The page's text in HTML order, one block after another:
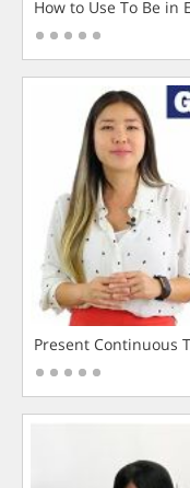
How to Use To Be in
Present Continuous